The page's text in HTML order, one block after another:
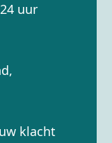
uur
klacht